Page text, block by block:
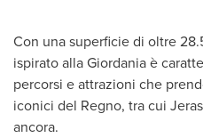
Con una superficie di oltre
ispirato alla Giordania è
percorsi e attrazioni che
iconici del Regno, tra cui
ancora.